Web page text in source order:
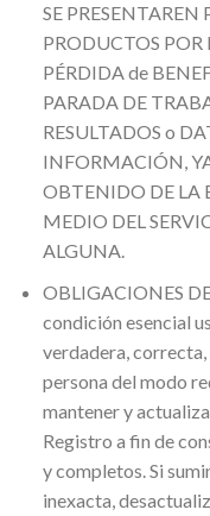
SE PRESENTAREN
PRODUCTOS POR
PÉRDIDA de
PARADA DE
RESULTADOS o
INFORMACIÓN,
OBTENIDO DE LA
MEDIO DEL
ALGUNA.
OBLIGACIONES
condición esencial
verdadera,
persona del modo
mantener y
Registro a fin de
y completos. Si
inexacta,